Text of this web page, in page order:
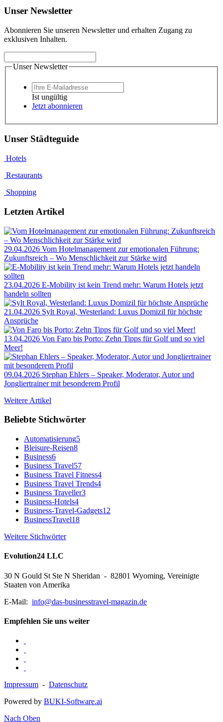
Unser Newsletter
Abonnieren Sie unseren Newsletter und erhalten Zugang zu
exklusiven Inhalten.
Unser Newsletter
Ist ungültig
Jetzt abonnieren
Unser Städteguide
Hotels
Restaurants
Shopping
Letzten Artikel
29.04.2026 Vom Hotelmanagement zur emotionalen Führung:
Zukunftsreich – Wo Menschlichkeit zur Stärke wird
23.04.2026 E-Mobility ist kein Trend mehr: Warum Hotels jetzt
handeln sollten
21.04.2026 Sylt Royal, Westerland: Luxus Domizil für höchste
Ansprüche
13.04.2026 Von Faro bis Porto: Zehn Tipps für Golf und so viel
Meer!
09.04.2026 Stephan Ehlers – Speaker, Moderator, Autor und
Jongliertrainer mit besonderem Profil
Weitere Artikel
Beliebte Stichwörter
Automatisierung5
Bleisure-Reisen8
Business6
Business Travel57
Business Travel Fitness4
Business Travel Trends4
Business Traveller3
Business-Hotels4
Business-Travel-Gadgets12
BusinessTravel18
Weitere Stichwörter
Evolution24 LLC
30 N Gould St Ste N Sheridan - 82801 Wyoming, Vereinigte
Staaten von Amerika
E-Mail: info@das-businesstravel-magazin.de
Empfehlen Sie uns weiter
Impressum - Datenschutz
Powered by BUKI-Software.ai
Nach Oben